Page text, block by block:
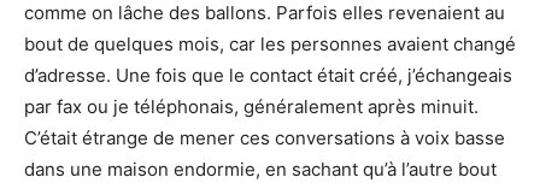
comme on lâche des ballons. Parfois elles revenaient au
bout de quelques mois, car les personnes avaient changé
d’adresse. Une fois que le contact était créé, j’échangeais
par fax ou je téléphonais, généralement après minuit.
C’était étrange de mener ces conversations à voix basse
dans une maison endormie, en sachant qu’à l’autre bout